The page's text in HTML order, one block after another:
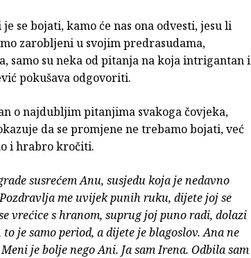
se bojati, kamo će nas ona odvesti, jesu li
zarobljeni u svojim predrasudama,
samo su neka od pitanja na koja intrigantan i
pokušava odgovoriti.
o najdubljim pitanjima svakoga čovjeka,
da se promjene ne trebamo bojati, već
i hrabro kročiti.
susrećem Anu, susjedu koja je nedavno
me uvijek punih ruku, dijete joj se
vrećice s hranom, suprug joj puno radi, dolazi
je samo period, a dijete je blagoslov. Ana ne
je bolje nego Ani. Ja sam Irena. Odbila sam